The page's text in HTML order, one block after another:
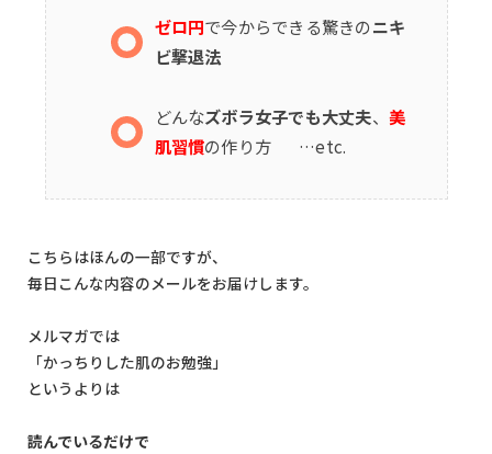
ゼロ円で今からできる驚きのニキ
ビ撃退法
どんなズボラ女子でも大丈夫、 美
肌習慣の作り方 …etc.
こちらはほんの一部ですが、
毎日こんな内容のメールをお届けします。
メルマガでは
「かっちりした肌のお勉強」
というよりは
読んでいるだけで